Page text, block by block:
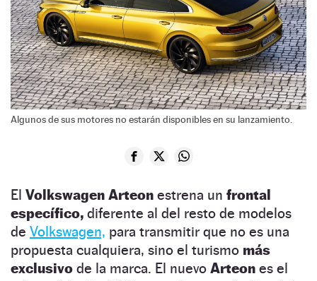
Algunos de sus motores no estarán disponibles en su lanzamiento.
El Volkswagen Arteon estrena un frontal
específico, diferente al del resto de modelos
de Volkswagen, para transmitir que no es una
propuesta cualquiera, sino el turismo más
exclusivo de la marca. El nuevo Arteon es el